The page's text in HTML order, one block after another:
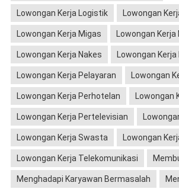
Lowongan Kerja Logistik Lowongan
Lowongan Kerja Migas Lowongan Kerja
Lowongan Kerja Nakes Lowongan Kerja
Lowongan Kerja Pelayaran Lowongan
Lowongan Kerja Perhotelan Lowongan
Lowongan Kerja Pertelevisian
Lowongan Kerja Swasta Lowongan
Lowongan Kerja Telekomunikasi
Menghadapi Karyawan Bermasalah